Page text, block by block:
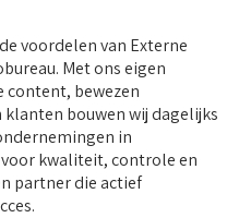
voordelen van Externe
Met ons eigen
content, bewezen
bouwen wij dagelijks
in
kwaliteit, controle en
partner die actief